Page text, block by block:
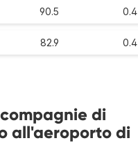
90.5 0.4
82.9 0.4
di
all'aeroporto di